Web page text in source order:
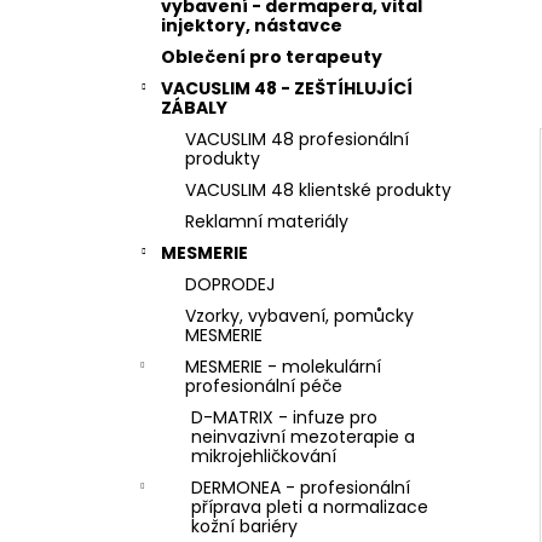
vybavení - dermapera, vital
injektory, nástavce
Oblečení pro terapeuty
VACUSLIM 48 - ZEŠTÍHLUJÍCÍ
ZÁBALY
VACUSLIM 48 profesionální
produkty
VACUSLIM 48 klientské produkty
Reklamní materiály
MESMERIE
DOPRODEJ
Vzorky, vybavení, pomůcky
MESMERIE
MESMERIE - molekulární
profesionální péče
D-MATRIX - infuze pro
neinvazivní mezoterapie a
mikrojehličkování
DERMONEA - profesionální
příprava pleti a normalizace
kožní bariéry
STERILNÍ NÁSTAVCE PRO DERMAPERO
DERMALIGHTPEN A DERMAQUATRO 36
JEHLIČEK